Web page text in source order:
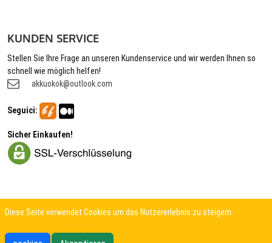
KUNDEN SERVICE
Stellen Sie Ihre Frage an unseren Kundenservice und wir werden Ihnen so
schnell wie möglich helfen!
akkuokok@outlook.com
Seguici:
Sicher Einkaufen!
© 2026 Akkuokok.de Onlineshop - All Rights Reserved.
Diese Seite verwendet Cookies um das Nutzererlebnis zu steigern.